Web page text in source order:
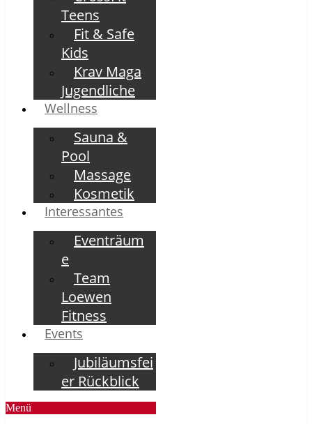
Teens
Fit & Safe
Kids
Krav Maga
Jugendliche
Wellness
Sauna &
Pool
Massage
Kosmetik
Interessantes
Eventräum
e
Team
Loewen
Fitness
Events
Jubiläumsfei
er Rückblick
Menü